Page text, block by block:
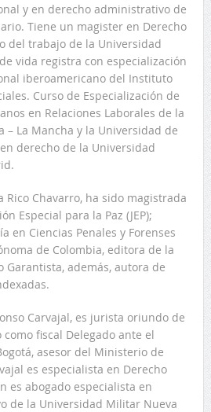
y en derecho administrativo de
Tiene un magister en Derecho
del trabajo de la Universidad
vida registra con especialización
iberoamericano del Instituto
Curso de Especialización de
en Relaciones Laborales de la
– La Mancha y la Universidad de
derecho de la Universidad
Rico Chavarro, ha sido magistrada
Especial para la Paz (JEP);
en Ciencias Penales y Forenses
de Colombia, editora de la
Garantista, además, autora de
Carvajal, es jurista oriundo de
como fiscal Delegado ante el
asesor del Ministerio de
es especialista en Derecho
es abogado especialista en
de la Universidad Militar Nueva